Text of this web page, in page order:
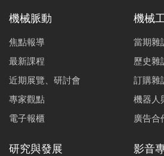
機械脈動
焦點報導
最新課程
近期展覽、研討會
專家觀點
電子報櫃
機械
當期雜
歷史雜
訂購雜
機器人
廣告合
研究與發展 影音